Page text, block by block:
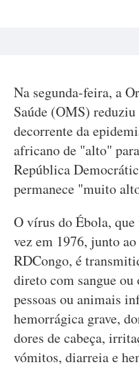
Na segunda-feira, a
Saúde (OMS)
decorrente da
africano de "alto"
República
permanece "muito
O vírus do Ébola,
vez em 1976, junto
RDCongo, é
direto com sangue
pessoas ou animais
hemorrágica grave,
dores de cabeça,
vómitos, diarreia e